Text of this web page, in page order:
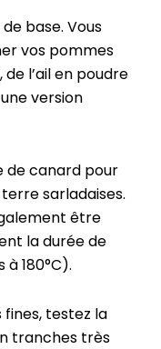
base. Vous
vos pommes
l’ail en poudre
version
de canard pour
sarladaises.
être
la durée de
à 180°C).
fines, testez la
tranches très